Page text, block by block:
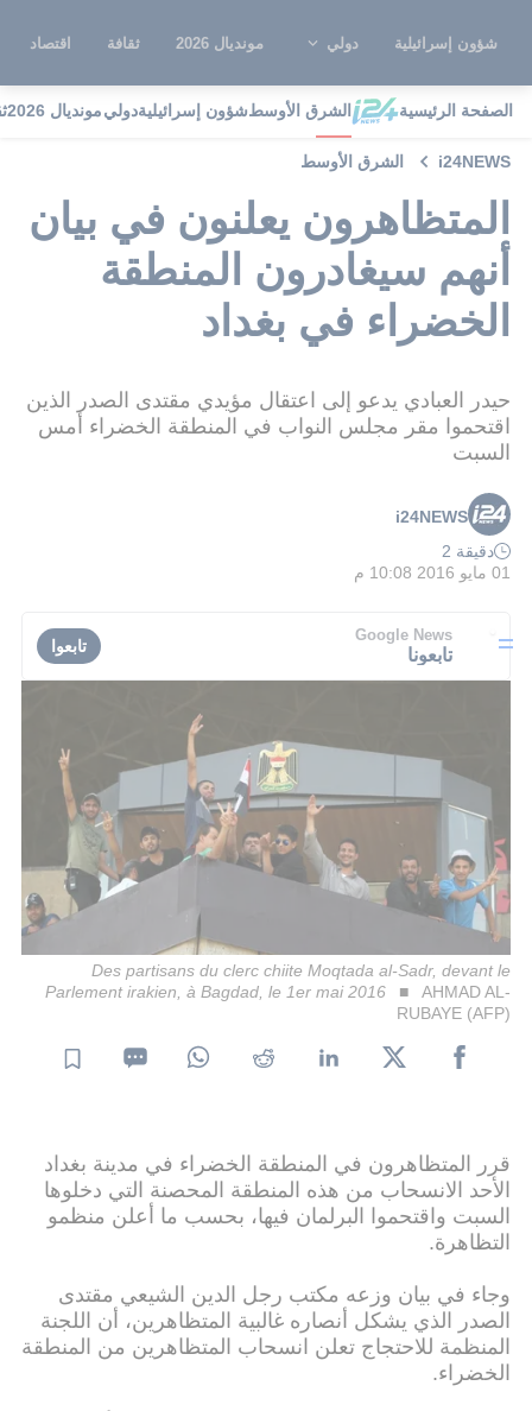
شؤون إسرائيلية دولي مونديال 2026 ثقافة اقتصاد
الصفحة الرئيسية الشرق الأوسطشؤون إسرائيليةدوليمونديال 2026
i24NEWS الشرق الأوسط
المتظاهرون يعلنون في بيان
أنهم سيغادرون المنطقة
الخضراء في بغداد
حيدر العبادي يدعو إلى اعتقال مؤيدي مقتدى الصدر الذين
اقتحموا مقر مجلس النواب في المنطقة الخضراء أمس
السبت
i24NEWS
دقيقة 2
01 مايو 2016 10:08 م
Google News
تابعونا تابعوا
Des partisans du clerc chiite Moqtada al-Sadr, devant le
Parlement irakien, à Bagdad, le 1er mai 2016
AHMAD AL-
RUBAYE (AFP)
قرر المتظاهرون في المنطقة الخضراء في مدينة بغداد
الأحد الانسحاب من هذه المنطقة المحصنة التي دخلوها
السبت واقتحموا البرلمان فيها، بحسب ما أعلن منظمو
التظاهرة.
وجاء في بيان وزعه مكتب رجل الدين الشيعي مقتدى
الصدر الذي يشكل أنصاره غالبية المتظاهرين، أن اللجنة
المنظمة للاحتجاج تعلن انسحاب المتظاهرين من المنطقة
الخضراء.